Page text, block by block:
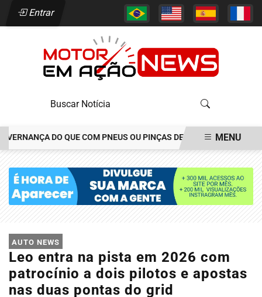
Entrar
DO QUE COM PNEUS OU PINÇAS DE FREIOS JOÃO ALÉCIO
MENU
AUTO NEWS
Leo entra na pista em 2026 com
patrocínio a dois pilotos e apostas
nas duas pontas do grid